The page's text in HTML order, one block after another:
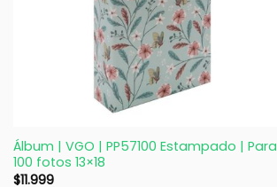
Álbum | VGO | PP57100 Estampado | Para
100 fotos 13×18
$11.999